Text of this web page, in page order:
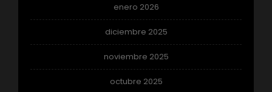
enero 2026
diciembre 2025
noviembre 2025
octubre 2025